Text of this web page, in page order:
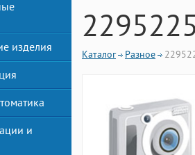
изделия
и
Каталог Разное